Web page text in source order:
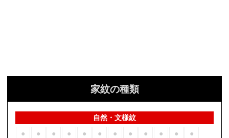
家紋の種類
自然・文様紋